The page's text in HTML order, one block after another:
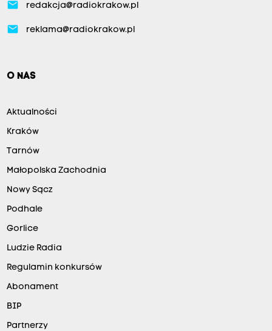
email redakcja@radiokrakow.pl
email reklama@radiokrakow.pl
O NAS
Aktualności
Kraków
Tarnów
Małopolska Zachodnia
Nowy Sącz
Podhale
Gorlice
Ludzie Radia
Regulamin konkursów
Abonament
BIP
Partnerzy